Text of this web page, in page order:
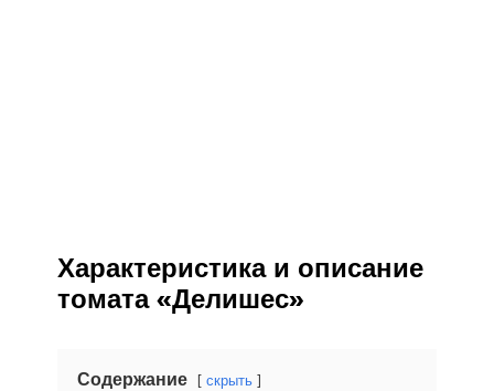
Характеристика и описание
томата «Делишес»
Содержание скрыть